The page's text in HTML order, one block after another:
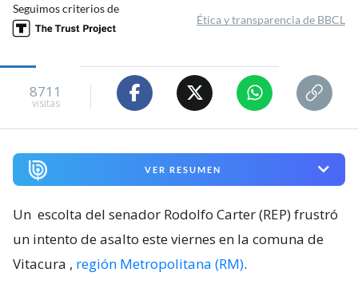
Seguimos criterios de
Ética y transparencia de BBCL
8711
visitas
VER RESUMEN
Un escolta del senador Rodolfo Carter (REP) frustró
un intento de asalto este viernes en la comuna de
Vitacura , región Metropolitana (RM).